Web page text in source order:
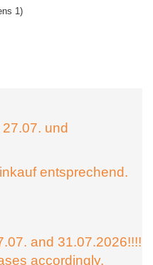
1)
und
entsprechend.
and 31.07.2026!!!!
accordingly.